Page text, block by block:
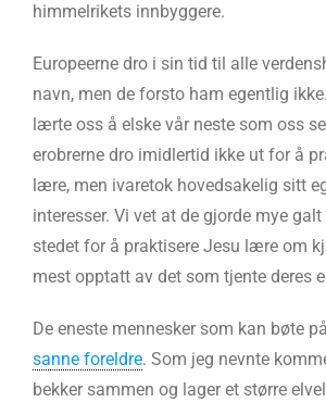
himmelrikets innbyggere.
Europeerne dro i sin tid til alle
navn, men de forsto ham egentlig
lærte oss å elske vår neste som oss
erobrerne dro imidlertid ikke ut for å
lære, men ivaretok hovedsakelig sitt
interesser. Vi vet at de gjorde mye galt
stedet for å praktisere Jesu lære om
mest opptatt av det som tjente deres
De eneste mennesker som kan bøte
sanne foreldre. Som jeg nevnte
bekker sammen og lager et større